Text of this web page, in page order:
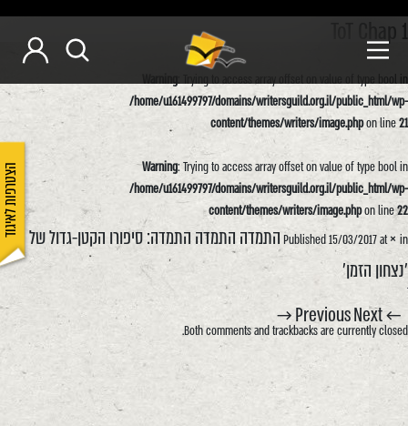
הצטרפות לאיגוד
ToT Chap 1
Warning: Trying to access array offset on value of type bool in
/home/u161499797/domains/writersguild.org.il/public_html/wp-
content/themes/writers/image.phpon line21
Warning: Trying to access array offset on value of type bool in
/home/u161499797/domains/writersguild.org.il/public_html/wp-
content/themes/writers/image.phpon line22
Published15/03/2017at× in
התמדה התמדה התמדה: סיפורו הקטן-גדול של
'נצחון הזמן'
← Previous
Next →
Both comments and trackbacks are currently closed.